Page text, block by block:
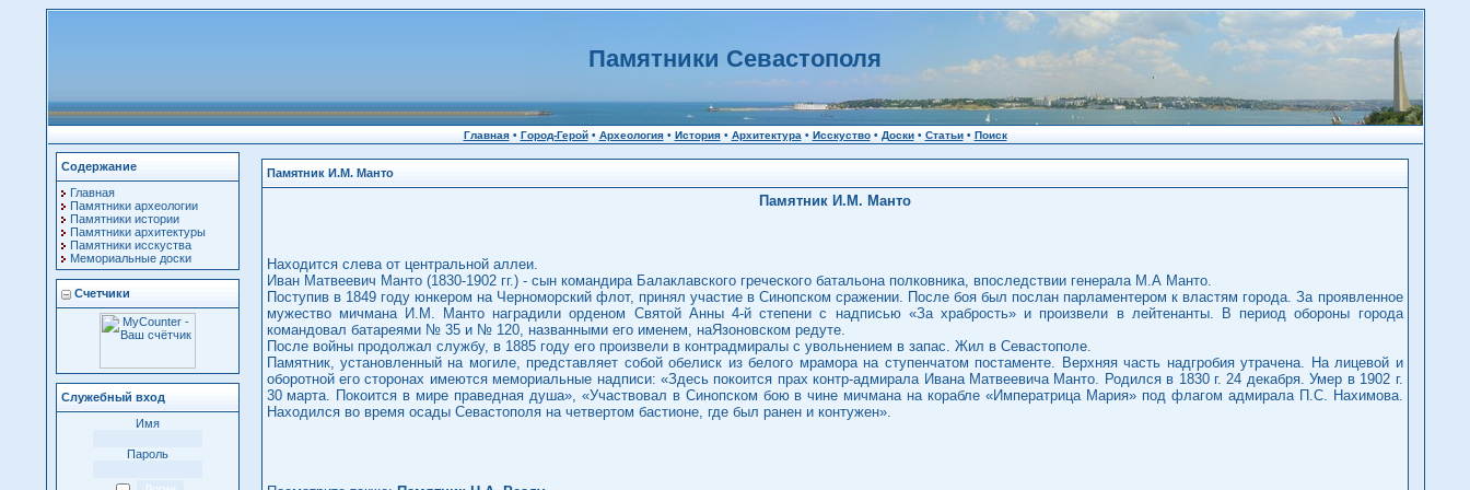
Памятники Севастополя
Главная• Город-Герой• Археология• История• Архитектура • Исскуство• Доски• Статьи• Поиск
Содержание
Главная
Памятники археологии
Памятники истории
Памятники архитектуры
Памятники исскуства
Мемориальные доски
Счетчики
Служебный вход
Имя
Пароль
Памятник И.М. Манто
Памятник И.М. Манто
Находится слева от центральной аллеи.
Иван Матвеевич Манто (1830-1902 гг.) - сын командира Балаклавского греческого батальона полковника, впоследствии генерала М.А Манто.
Поступив в 1849 году юнкером на Черноморский флот, принял участие в Синопском сражении. После боя был послан парламентером к властям города. За проявленное
мужество мичмана И.М. Манто наградили орденом Святой Анны 4-й степени с надписью «За храбрость» и произвели в лейтенанты. В период обороны города
командовал батареями № 35 и № 120, названными его именем, наЯзоновском редуте.
После войны продолжал службу, в 1885 году его произвели в контрадмиралы с увольнением в запас. Жил в Севастополе.
Памятник, установленный на могиле, представляет собой обелиск из белого мрамора на ступенчатом постаменте. Верхняя часть надгробия утрачена. На лицевой и
оборотной его сторонах имеются мемориальные надписи: «Здесь покоится прах контр-адмирала Ивана Матвеевича Манто. Родился в 1830 г. 24 декабря. Умер в 1902 г.
30 марта. Покоится в мире праведная душа», «Участвовал в Синопском бою в чине мичмана на корабле «Императрица Мария» под флагом адмирала П.С. Нахимова.
Находился во время осады Севастополя на четвертом бастионе, где был ранен и контужен».